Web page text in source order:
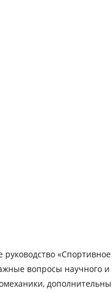
руководство
вопросы научного